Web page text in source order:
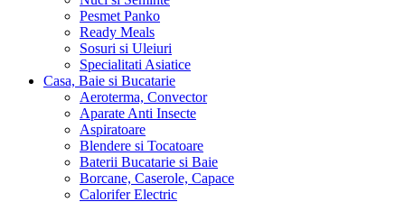
Pesmet Panko
Ready Meals
Sosuri si Uleiuri
Specialitati Asiatice
Casa, Baie si Bucatarie
Aeroterma, Convector
Aparate Anti Insecte
Aspiratoare
Blendere si Tocatoare
Baterii Bucatarie si Baie
Borcane, Caserole, Capace
Calorifer Electric